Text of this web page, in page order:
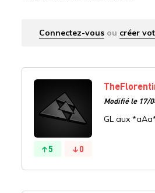
Connectez-vous ou créer
5 0
Modifié le 17/
GL aux